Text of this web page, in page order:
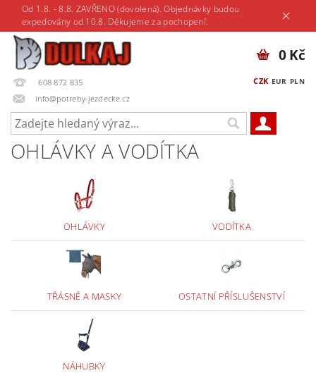
Od 1.8. - 8.8. ZAVŘENO (dovolená). Objednávky budou
expedovány od 10.8. Děkujeme za pochopení.
608 872 835
info@potreby-jezdecke.cz
CZK EUR PLN
0 Kč
OHLÁVKY A VODÍTKA
OHLÁVKY VODÍTKA
TŘÁSNĚ A MASKY OSTATNÍ PŘÍSLUŠENSTVÍ
NÁHUBKY